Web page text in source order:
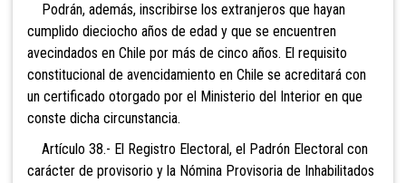
Podrán, además, inscribirse los extranjeros que hayan
cumplido dieciocho años de edad y que se encuentren
avecindados en Chile por más de cinco años. El requisito
constitucional de avencidamiento en Chile se acreditará con
un certificado otorgado por el Ministerio del Interior en que
conste dicha circunstancia.
Artículo 38.- El Registro Electoral, el Padrón Electoral con
carácter de provisorio y la Nómina Provisoria de Inhabilitados